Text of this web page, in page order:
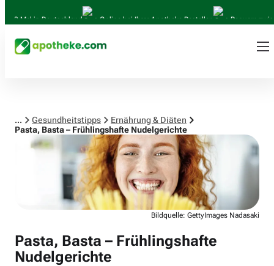
in Deutschland Online bei Ihrer Apotheke Bestellen Bequem zwischen
... Gesundheitstipps
Ernährung & Diäten
Pasta, Basta – Frühlingshafte Nudelgerichte
Ernährung & Diäten
Bildquelle: GettyImages Nadasaki
Pasta, Basta – Frühlingshafte
Nudelgerichte